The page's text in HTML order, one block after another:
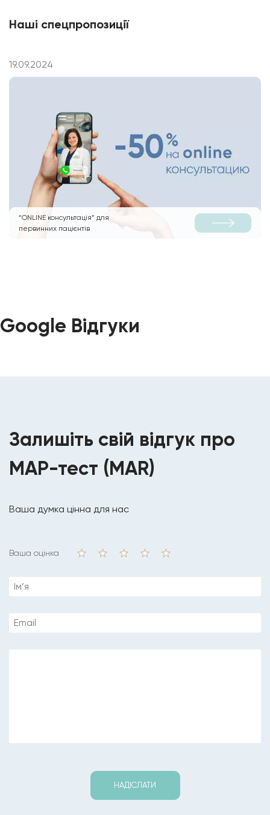
Наші спецпропозиції
19.09.2024
“ONLINE консультація” для
первинних пацієнтів
Google Відгуки
Залишіть свій відгук про
МАР-тест (MAR)
Ваша думка цінна для нас
Ваша оцінка